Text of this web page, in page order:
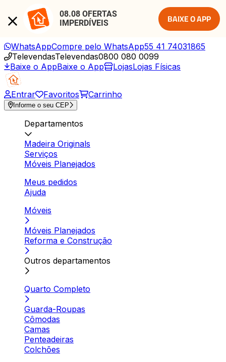
08.08 OFERTAS
IMPERDÍVEIS
BAIXE O APP
WhatsAppCompre pelo WhatsApp55 41 74031865
TelevendasTelevendas0800 080 0099
Baixe o AppBaixe o App LojasLojas Físicas
Entrar Favoritos Carrinho
Informe o seu CEP
Departamentos
Madeira Originals
Serviços
Móveis Planejados
Meus pedidos
Ajuda
Móveis
Móveis Planejados
Reforma e Construção
Outros departamentos
Quarto Completo
Guarda-Roupas
Cômodas
Camas
Penteadeiras
Colchões